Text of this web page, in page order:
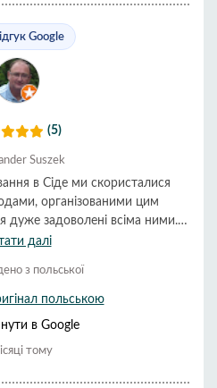
Google
(5)
Suszek
в Сіде ми скористалися
організованими цим
дуже задоволені всіма ними.
а обслуговування дуже
рекомендуємо їх.
далі
з польської
польською
в Google
тому